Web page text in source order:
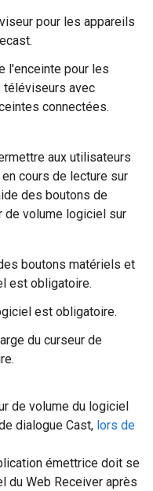
pour les appareils
l'enceinte pour les
téléviseurs avec
connectées.
aux utilisateurs
cours de lecture sur
des boutons de
de volume logiciel sur
boutons matériels et
est obligatoire.
est obligatoire.
du curseur de
de volume du logiciel
dialogue Cast, lors de
émettrice doit se
du Web Receiver après